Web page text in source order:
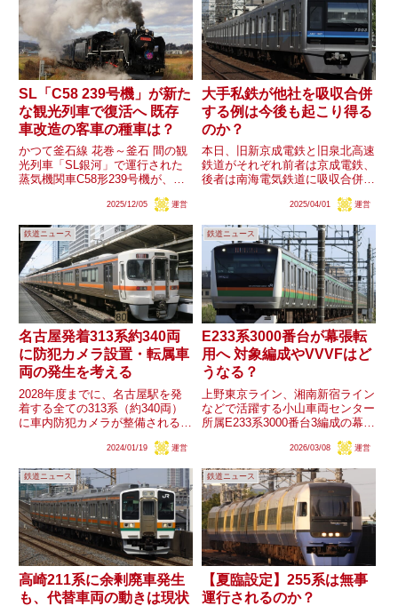
SL「C58 239号機」が新た
な観光列車で復活へ 既存
車改造の客車の種車は？
かつて釜石線 花巻～釜石 間の観
光列車「SL銀河」で運行された
蒸気機関車C58形239号機が、
一ノ関 間での運行開始が検討さ
れる新たな観光列車の牽引機とし
て見込まれているようです。臨時
列車としての運行、ひい...
2025/12/05 運営
大手私鉄が他社を吸収合併
する例は今後も起こり得る
のか？
本日、旧新京成電鉄と旧泉北高速
鉄道がそれぞれ前者は京成電鉄、
後者は南海電気鉄道に吸収合併さ
社は準大手私鉄でしたが、全国に
は他にも中小私鉄が大手私鉄系列
の子会社・グループ会社となって
いたり(京成電鉄と北総鉄道、
小...
2025/04/01 運営
鉄道ニュース
名古屋発着313系約340両
に防犯カメラ設置・転属車
両の発生を考える
2028年度までに、名古屋駅を発
着する全ての313系（約340両）
に車内防犯カメラが整備されるこ
両数は現在大垣車両区と神領車両
きく下回っています。既に一部が
静岡車両区に転出してい...
2024/01/19 運営
鉄道ニュース
E233系3000番台が幕張転
用へ 対象編成やVVVFはど
うなる？
上野東京ライン、湘南新宿ライン
などで活躍する小山車両センター
所属E233系3000番台3編成の幕張
らかとなりました。幕張車両セン
転用済み、京葉線の5000番台も
転用が見込まれる状...
2026/03/08 運営
鉄道ニュース
高崎211系に余剰廃車発生
も、代替車両の動きは現状
鉄道ニュース
【夏臨設定】255系は無事
運行されるのか？